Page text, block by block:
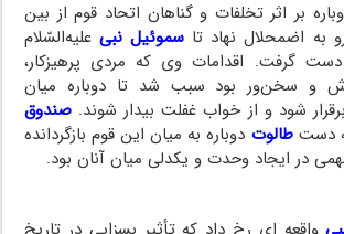
بر اثر تخلفات و گناهان اتحاد قوم از بین
به اضمحلال نهاد تا سموئیل نبیعلیه‌السّلام
گرفت. اقدامات وی که مردی پرهیزکار،
و سخن‌ور بود سبب شد تا دوباره میان
شود و از خواب غفلت بیدار شوند. صندوق
دستطالوت دوباره به میان این قوم بازگردانده
در ایجاد وحدت و یکدلی میان آنان بود.